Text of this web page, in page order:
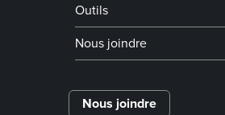
Outils
Nous joindre
Nous joindre